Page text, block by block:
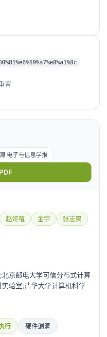
置
电子与信息学报
赵娅喧 金宇
张志昊
京邮电大学可信分布式计算
验室;清华大学计算机科学
行
硬件漏洞